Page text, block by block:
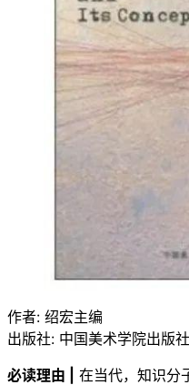
作者: 绍宏主编
出版社: 中国美术学院出版社
必读理由 |
在当代，知识分